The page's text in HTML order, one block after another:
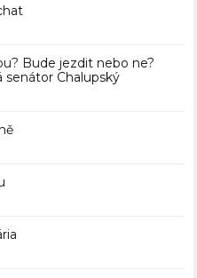
Bude jezdit nebo ne?
senátor Chalupský